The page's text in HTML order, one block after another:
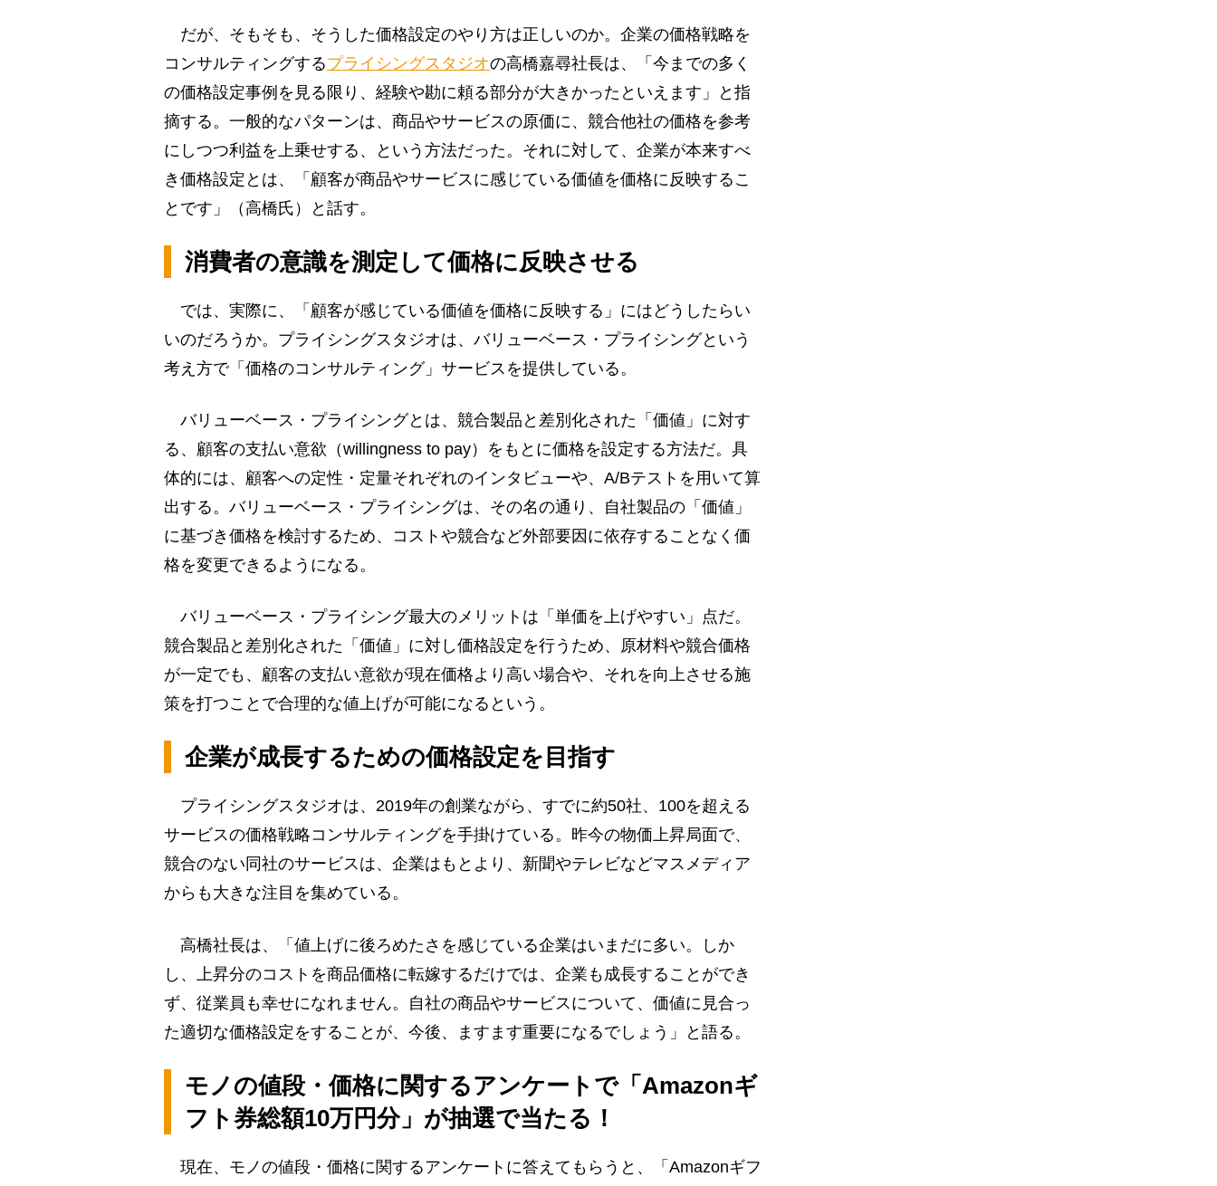
だが、そもそも、そうした価格設定のやり方は正しいのか。企業の価格戦略を
コンサルティングするプライシングスタジオの高橋嘉尋社長は、「今までの多く
の価格設定事例を見る限り、経験や勘に頼る部分が大きかったといえます」と指
摘する。一般的なパターンは、商品やサービスの原価に、競合他社の価格を参考
にしつつ利益を上乗せする、という方法だった。それに対して、企業が本来すべ
き価格設定とは、「顧客が商品やサービスに感じている価値を価格に反映するこ
とです」（高橋氏）と話す。
消費者の意識を測定して価格に反映させる
では、実際に、「顧客が感じている価値を価格に反映する」にはどうしたらい
いのだろうか。プライシングスタジオは、バリューベース・プライシングという
考え方で「価格のコンサルティング」サービスを提供している。
バリューベース・プライシングとは、競合製品と差別化された「価値」に対す
る、顧客の支払い意欲（willingness to pay）をもとに価格を設定する方法だ。具
体的には、顧客への定性・定量それぞれのインタビューや、A/Bテストを用いて算
出する。バリューベース・プライシングは、その名の通り、自社製品の「価値」
に基づき価格を検討するため、コストや競合など外部要因に依存することなく価
格を変更できるようになる。
バリューベース・プライシング最大のメリットは「単価を上げやすい」点だ。
競合製品と差別化された「価値」に対し価格設定を行うため、原材料や競合価格
が一定でも、顧客の支払い意欲が現在価格より高い場合や、それを向上させる施
策を打つことで合理的な値上げが可能になるという。
企業が成長するための価格設定を目指す
プライシングスタジオは、2019年の創業ながら、すでに約50社、100を超える
サービスの価格戦略コンサルティングを手掛けている。昨今の物価上昇局面で、
競合のない同社のサービスは、企業はもとより、新聞やテレビなどマスメディア
からも大きな注目を集めている。
高橋社長は、「値上げに後ろめたさを感じている企業はいまだに多い。しか
し、上昇分のコストを商品価格に転嫁するだけでは、企業も成長することができ
ず、従業員も幸せになれません。自社の商品やサービスについて、価値に見合っ
た適切な価格設定をすることが、今後、ますます重要になるでしょう」と語る。
モノの値段・価格に関するアンケートで「Amazonギ
フト券総額10万円分」が抽選で当たる！
現在、モノの値段・価格に関するアンケートに答えてもらうと、「Amazonギフ